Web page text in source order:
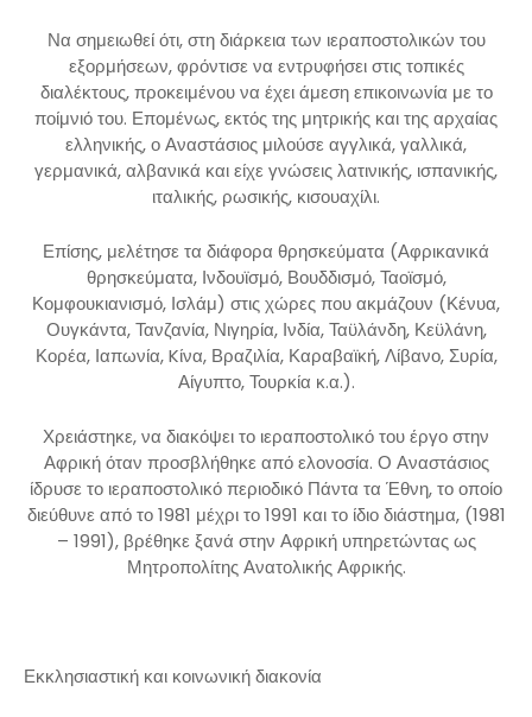
Να σημειωθεί ότι, στη διάρκεια των ιεραποστολικών του
εξορμήσεων, φρόντισε να εντρυφήσει στις τοπικές
διαλέκτους, προκειμένου να έχει άμεση επικοινωνία με το
ποίμνιό του. Επομένως, εκτός της μητρικής και της αρχαίας
ελληνικής, ο Αναστάσιος μιλούσε αγγλικά, γαλλικά,
γερμανικά, αλβανικά και είχε γνώσεις λατινικής, ισπανικής,
ιταλικής, ρωσικής, κισουαχίλι.
Επίσης, μελέτησε τα διάφορα θρησκεύματα (Αφρικανικά
θρησκεύματα, Ινδουϊσμό, Βουδδισμό, Ταοϊσμό,
Κομφουκιανισμό, Ισλάμ) στις χώρες που ακμάζουν (Κένυα,
Ουγκάντα, Τανζανία, Νιγηρία, Ινδία, Ταϋλάνδη, Κεϋλάνη,
Κορέα, Ιαπωνία, Kίνα, Βραζιλία, Καραβαϊκή, Λίβανο, Συρία,
Αίγυπτο, Τουρκία κ.α.).
Χρειάστηκε, να διακόψει το ιεραποστολικό του έργο στην
Αφρική όταν προσβλήθηκε από ελονοσία. Ο Αναστάσιος
ίδρυσε το ιεραποστολικό περιοδικό Πάντα τα Έθνη, το οποίο
διεύθυνε από το 1981 μέχρι το 1991 και το ίδιο διάστημα, (1981
– 1991), βρέθηκε ξανά στην Αφρική υπηρετώντας ως
Μητροπολίτης Ανατολικής Αφρικής.
Εκκλησιαστική και κοινωνική διακονία